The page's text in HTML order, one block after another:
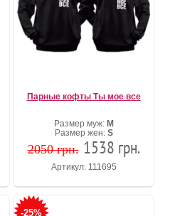
Парные кофты Ты мое все
Размер муж: M
Размер жен: S
2050 грн. 1538 грн.
Артикул: 111695
-25%